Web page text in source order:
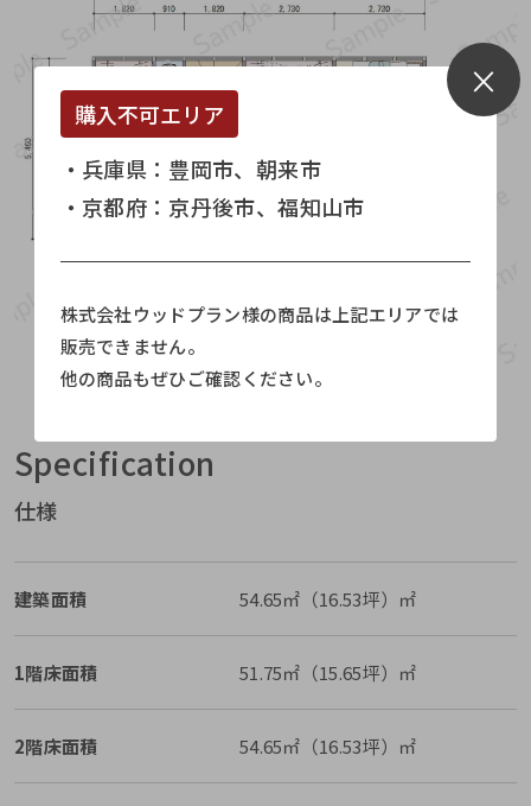
Specification
仕様
建築面積 54.65㎡（16.53坪）㎡
1階床面積 51.75㎡（15.65坪）㎡
2階床面積 54.65㎡（16.53坪）㎡
×
購入不可エリア
・兵庫県： 豊岡市、朝来市
・京都府： 京丹後市、福知山市
株式会社ウッドプラン様の商品は上記エリアでは
販売できません。
他の商品もぜひご確認ください。